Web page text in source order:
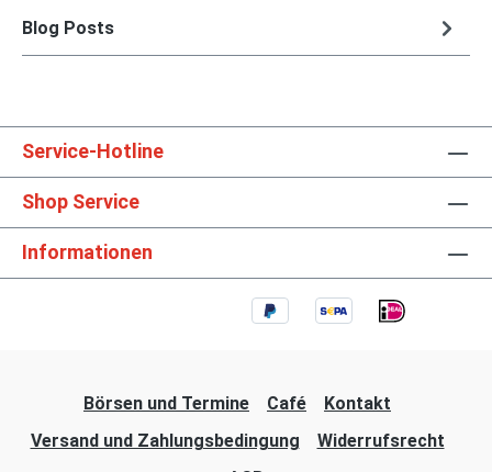
Blog Posts
Service-Hotline
Shop Service
Informationen
Börsen und Termine Café
Kontakt
Versand und Zahlungsbedingung
Widerrufsrecht